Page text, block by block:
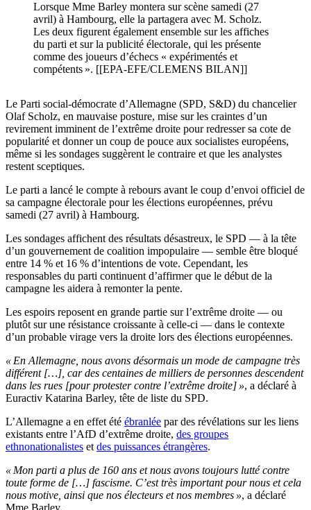
Lorsque Mme Barley montera sur scène samedi (27
avril) à Hambourg, elle la partagera avec M. Scholz.
Les deux figurent également ensemble sur les affiches
du parti et sur la publicité électorale, qui les présente
comme des joueurs d’échecs « expérimentés et
compétents ». [[EPA-EFE/CLEMENS BILAN]]
Le Parti social-démocrate d’Allemagne (SPD, S&D) du chancelier
Olaf Scholz, en mauvaise posture, mise sur les craintes d’un
revirement imminent de l’extrême droite pour redresser sa cote de
popularité et donner un coup de pouce aux socialistes européens,
même si les sondages suggèrent le contraire et que les analystes
restent sceptiques.
Le parti a lancé le compte à rebours avant le coup d’envoi officiel de
sa campagne électorale pour les élections européennes, prévu
samedi (27 avril) à Hambourg.
Les sondages affichent des résultats désastreux, le SPD — à la tête
d’un gouvernement de coalition impopulaire — semble être bloqué
entre 14 % et 16 % d’intentions de vote. Cependant, les
responsables du parti continuent d’affirmer que le début de la
campagne les aidera à remonter la pente.
Les espoirs reposent en grande partie sur l’extrême droite — ou
plutôt sur une résistance croissante à celle-ci — dans le contexte
d’un probable virage vers la droite lors des élections européennes.
« En Allemagne, nous avons désormais un mode de campagne très
différent […], car des centaines de milliers de personnes descendent
dans les rues [pour protester contre l’extrême droite] », a déclaré à
Euractiv Katarina Barley, tête de liste du SPD.
L’Allemagne a en effet été ébranlée par des révélations sur les liens
existants entre l’AfD d’extrême droite, des groupes
ethnonationalistes et des puissances étrangères.
« Mon parti a plus de 160 ans et nous avons toujours lutté contre
toute forme de […] fascisme. C’est très important pour nous et cela
nous motive, ainsi que nos électeurs et nos membres », a déclaré